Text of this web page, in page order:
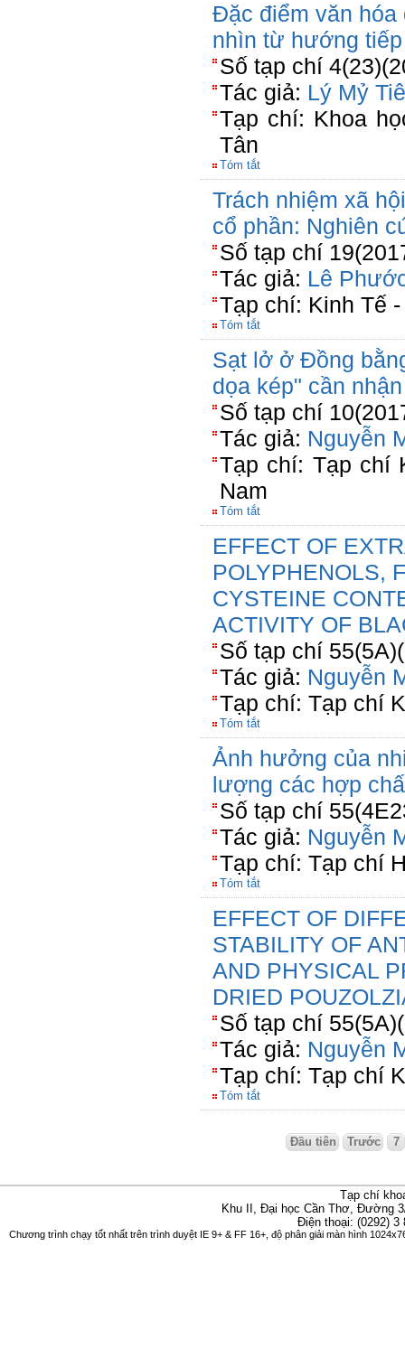
Đặc điểm văn hóa
nhìn từ hướng
Số tạp chí
Tác giả: Lý Mỷ
Tạp chí: Khoa
Tân
Tóm tắt
Trách nhiệm xã
cổ phần: Nghiên
Số tạp chí
Tác giả: Lê
Tạp chí: Kinh Tế
Tóm tắt
Sạt lở ở Đồng
dọa kép" cần
Số tạp chí
Tác giả: Nguyễn
Tạp chí: Tạp chí
Nam
Tóm tắt
EFFECT OF
POLYPHENOLS,
CYSTEINE
ACTIVITY OF
Số tạp chí
Tác giả: Nguyễn
Tạp chí: Tạp chí
Tóm tắt
Ảnh hưởng của
lượng các hợp
Số tạp chí
Tác giả: Nguyễn
Tạp chí: Tạp chí
Tóm tắt
EFFECT OF
STABILITY OF
AND PHYSICAL
DRIED
Số tạp chí
Tác giả: Nguyễn
Tạp chí: Tạp chí
Tóm tắt
Đầu tiên Trước 7
Tạp chí
Khu II, Đại học Cần Thơ, Đường
Điện thoại: (0292)
Chương trình chạy tốt nhất trên trình duyệt IE 9+ & FF 16+, độ phân giải màn hình